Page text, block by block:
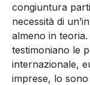
congiuntura
necessità di
almeno in
testimoniano le
internazionale,
imprese, lo